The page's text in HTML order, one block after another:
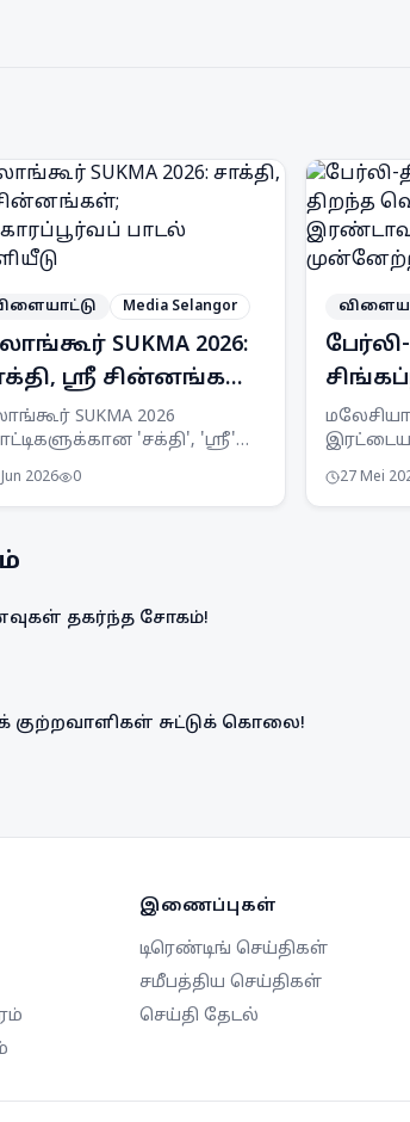
Media Selangor
SUKMA 2026:
ஸ்ரீ சின்னங்கள்;
பாடல்
SUKMA 2026
'சக்தி', 'ஸ்ரீ'
'Rentak Kita, Aksi Kita'
பாடல்
2026 0
வெளி
இரண்டாம்
27 Mei
தகர்ந்த சோகம்!
குற்றவாளிகள் சுட்டுக் கொலை!
இணைப்புகள்
டிரெண்டிங் செய்திகள்
சமீபத்திய செய்திகள்
செய்தி தேடல்